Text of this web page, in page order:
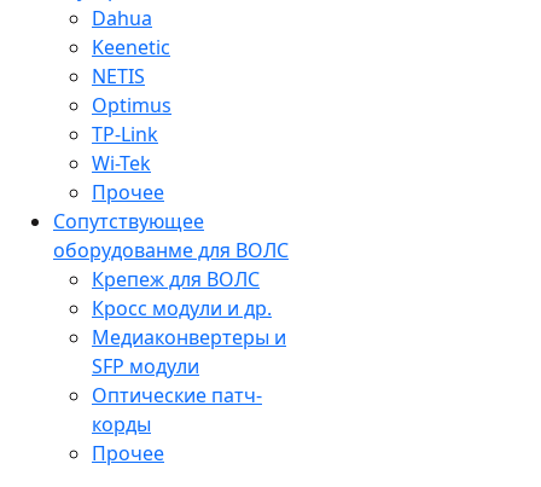
Dahua
Keenetic
NETIS
Optimus
TP-Link
Wi-Tek
Прочее
Сопутствующее
оборудованме для ВОЛС
Крепеж для ВОЛС
Кросс модули и др.
Медиаконвертеры и
SFP модули
Оптические патч-
корды
Прочее